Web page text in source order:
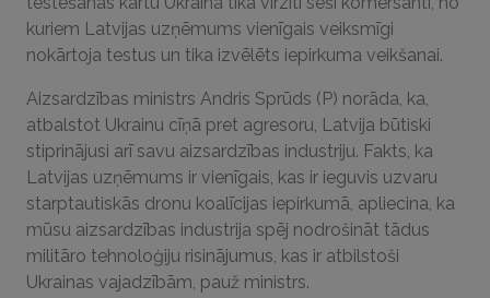
kuriem Latvijas uzņēmums vienīgais veiksmīgi
nokārtoja testus un tika izvēlēts iepirkuma veikšanai.
Aizsardzības ministrs Andris Sprūds (P) norāda, ka,
atbalstot Ukrainu cīņā pret agresoru, Latvija būtiski
stiprinājusi arī savu aizsardzības industriju. Fakts, ka
Latvijas uzņēmums ir vienīgais, kas ir ieguvis uzvaru
starptautiskās dronu koalīcijas iepirkumā, apliecina, ka
mūsu aizsardzības industrija spēj nodrošināt tādus
militāro tehnoloģiju risinājumus, kas ir atbilstoši
Ukrainas vajadzībām, pauž ministrs.